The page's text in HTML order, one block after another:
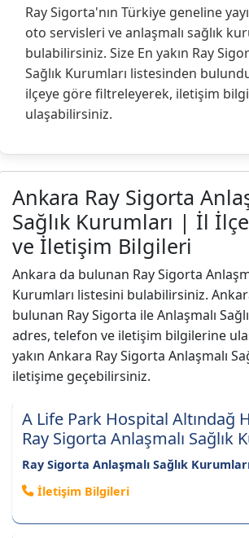
Ray Sigorta'nın Türkiye geneline
oto servisleri ve anlaşmalı sağlık
bulabilirsiniz. Size En yakın Ray
Sağlık Kurumları listesinden
ilçeye göre filtreleyerek, iletişim
ulaşabilirsiniz.
Ankara Ray Sigorta
Sağlık Kurumları | İl
ve İletişim Bilgileri
Ankara da bulunan Ray Sigorta
Kurumları listesini bulabilirsiniz.
bulunan Ray Sigorta ile Anlaşmalı
adres, telefon ve iletişim bilgilerine
yakın Ankara Ray Sigorta Anlaşmalı
iletişime geçebilirsiniz.
A Life Park Hospital Altındağ
Ray Sigorta Anlaşmalı Sağlık
Ray Sigorta Anlaşmalı Sağlık
İletişim Bilgileri